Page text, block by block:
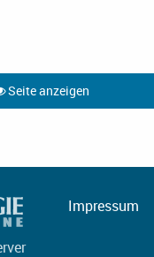
Seite anzeigen
Impressum